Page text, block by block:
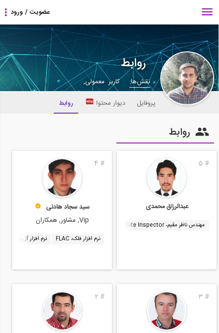
روابط
نقش‌ها:
کاربر معمولی,
پروفایل
دیوار محتوا روابط
روابط
#
5
عبدالرزاق محمدی
مهندس ناظر مقیم، Construction Site Inspector نظارت نرم افزار متلب، MATLAB
#
4
سید سجاد هادئی
Vip, مشاور, همکاران
نرم افزار فلک، FLAC نرم افزار آل پایل، AllPile
#
3
#
2